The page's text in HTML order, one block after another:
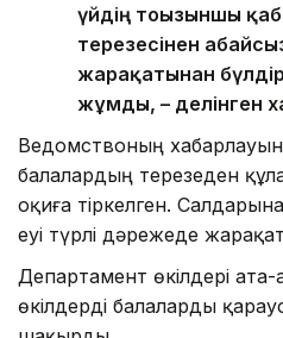
үйдің тоғызыншы
терезесінен
жарақатынан
жұмды, – делінген
Ведомствоның
балалардың терезеден
оқиға тіркелген.
еуі түрлі дәрежеде
Департамент өкілдері
өкілдерді балаларды